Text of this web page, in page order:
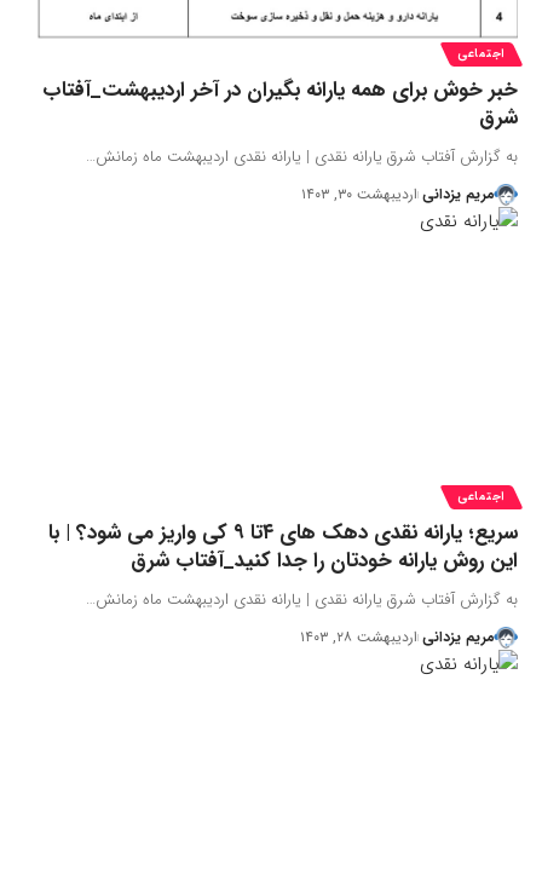
اجتماعی
خبر خوش برای همه یارانه بگیران در آخر اردیبهشت_آفتاب
شرق
به گزارش آفتاب شرق یارانه نقدی | یارانه نقدی اردیبهشت ماه زمانش…
مریم یزدانی اردیبهشت ۳۰, ۱۴۰۳
اجتماعی
سریع؛ یارانه نقدی دهک های ۴تا ۹ کی واریز می شود؟ | با
این روش یارانه خودتان را جدا کنید_آفتاب شرق
به گزارش آفتاب شرق یارانه نقدی | یارانه نقدی اردیبهشت ماه زمانش…
مریم یزدانی اردیبهشت ۲۸, ۱۴۰۳